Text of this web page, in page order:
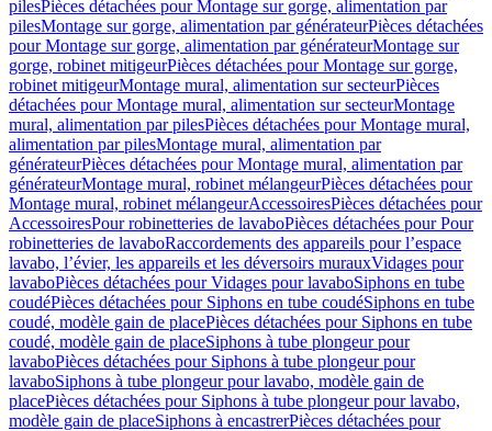
pilesPièces détachées pour Montage sur gorge, alimentation par
pilesMontage sur gorge, alimentation par générateurPièces détachées
pour Montage sur gorge, alimentation par générateurMontage sur
gorge, robinet mitigeurPièces détachées pour Montage sur gorge,
robinet mitigeurMontage mural, alimentation sur secteurPièces
détachées pour Montage mural, alimentation sur secteurMontage
mural, alimentation par pilesPièces détachées pour Montage mural,
alimentation par pilesMontage mural, alimentation par
générateurPièces détachées pour Montage mural, alimentation par
générateurMontage mural, robinet mélangeurPièces détachées pour
Montage mural, robinet mélangeurAccessoiresPièces détachées pour
AccessoiresPour robinetteries de lavaboPièces détachées pour Pour
robinetteries de lavaboRaccordements des appareils pour l’espace
lavabo, l’évier, les appareils et les déversoirs murauxVidages pour
lavaboPièces détachées pour Vidages pour lavaboSiphons en tube
coudéPièces détachées pour Siphons en tube coudéSiphons en tube
coudé, modèle gain de placePièces détachées pour Siphons en tube
coudé, modèle gain de placeSiphons à tube plongeur pour
lavaboPièces détachées pour Siphons à tube plongeur pour
lavaboSiphons à tube plongeur pour lavabo, modèle gain de
placePièces détachées pour Siphons à tube plongeur pour lavabo,
modèle gain de placeSiphons à encastrerPièces détachées pour